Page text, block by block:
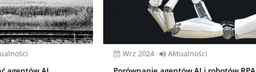
wrz 2024 Aktualności